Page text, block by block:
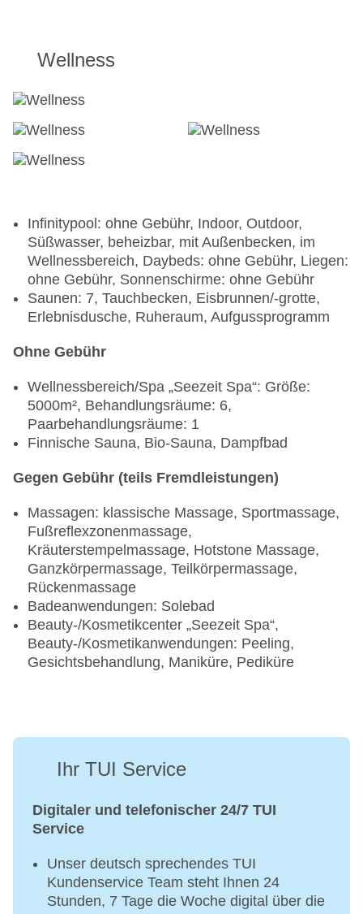
Wellness
Infinitypool: ohne Gebühr, Indoor, Outdoor,
Süßwasser, beheizbar, mit Außenbecken, im
Wellnessbereich, Daybeds: ohne Gebühr, Liegen:
ohne Gebühr, Sonnenschirme: ohne Gebühr
Saunen: 7, Tauchbecken, Eisbrunnen/-grotte,
Erlebnisdusche, Ruheraum, Aufgussprogramm
Ohne Gebühr
Wellnessbereich/Spa „Seezeit Spa“: Größe:
5000m², Behandlungsräume: 6,
Paarbehandlungsräume: 1
Finnische Sauna, Bio-Sauna, Dampfbad
Gegen Gebühr (teils Fremdleistungen)
Massagen: klassische Massage, Sportmassage,
Fußreflexzonenmassage,
Kräuterstempelmassage, Hotstone Massage,
Ganzkörpermassage, Teilkörpermassage,
Rückenmassage
Badeanwendungen: Solebad
Beauty-/Kosmetikcenter „Seezeit Spa“,
Beauty-/Kosmetikanwendungen: Peeling,
Gesichtsbehandlung, Maniküre, Pediküre
Ihr TUI Service
Digitaler und telefonischer 24/7 TUI
Service
Unser deutsch sprechendes TUI
Kundenservice Team steht Ihnen 24
Stunden, 7 Tage die Woche digital über die